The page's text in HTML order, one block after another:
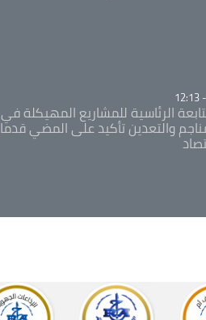
الرئاسية للمشاريع المهيكلة في
والتعدين تأكيد على المضي قدما